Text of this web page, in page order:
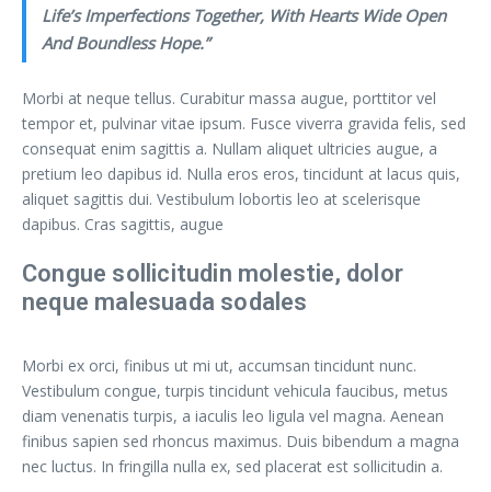
Life’s Imperfections Together, With Hearts Wide Open
And Boundless Hope.”
Morbi at neque tellus. Curabitur massa augue, porttitor vel
tempor et, pulvinar vitae ipsum. Fusce viverra gravida felis, sed
consequat enim sagittis a. Nullam aliquet ultricies augue, a
pretium leo dapibus id. Nulla eros eros, tincidunt at lacus quis,
aliquet sagittis dui. Vestibulum lobortis leo at scelerisque
dapibus. Cras sagittis, augue
Congue sollicitudin molestie, dolor
neque malesuada sodales
Morbi ex orci, finibus ut mi ut, accumsan tincidunt nunc.
Vestibulum congue, turpis tincidunt vehicula faucibus, metus
diam venenatis turpis, a iaculis leo ligula vel magna. Aenean
finibus sapien sed rhoncus maximus. Duis bibendum a magna
nec luctus. In fringilla nulla ex, sed placerat est sollicitudin a.